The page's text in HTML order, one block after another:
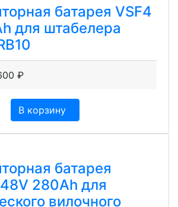
батарея VSF4
для штабелера
₽
В корзину
батарея
280Ah для
вилочного